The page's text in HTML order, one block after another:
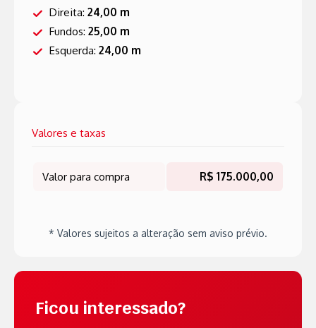
Direita: 24,00 m
Fundos: 25,00 m
Esquerda: 24,00 m
Valores e taxas
Valor para compra R$ 175.000,00
* Valores sujeitos a alteração sem aviso prévio.
Ficou interessado?